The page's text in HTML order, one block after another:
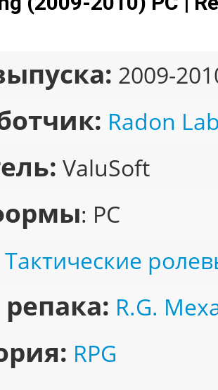
2009-
Radon
ValuSoft
: PC
Тактические
R.G.
RPG